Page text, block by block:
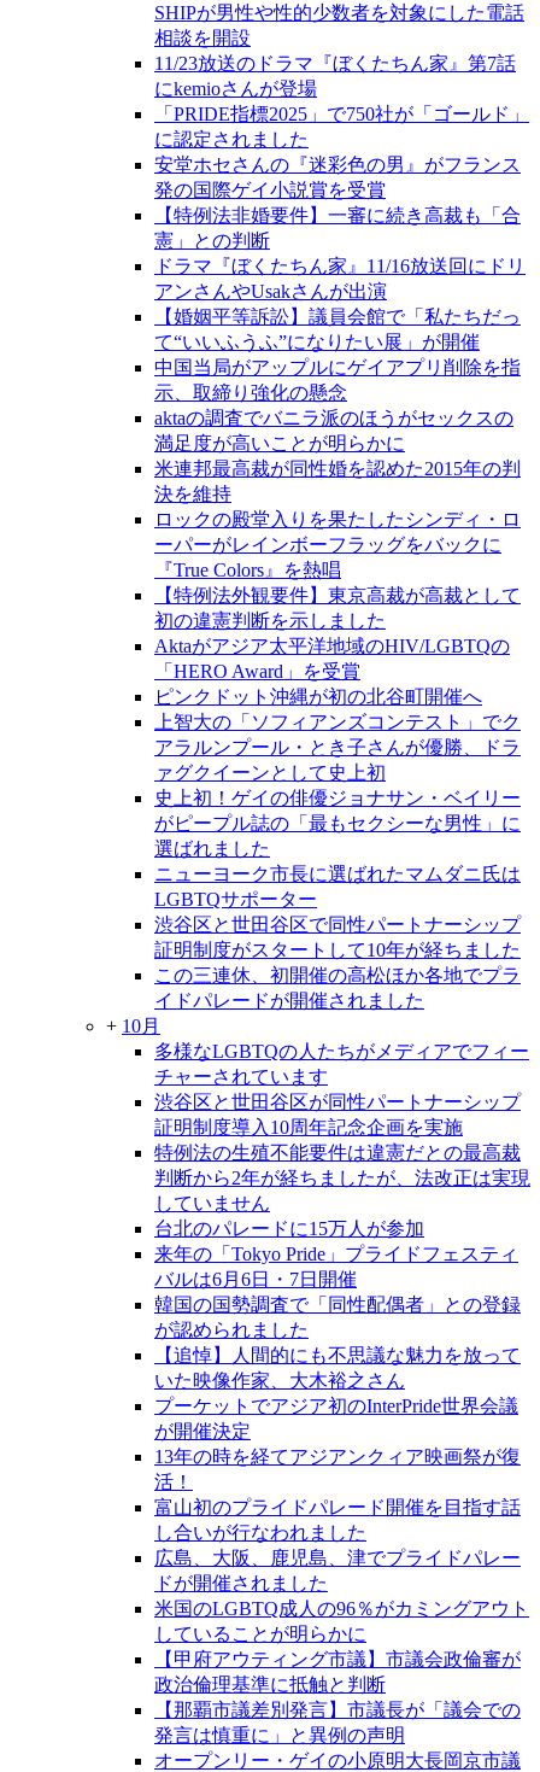
SHIPが男性や性的少数者を対象にした電話
相談を開設
11/23放送のドラマ『ぼくたちん家』第7話
にkemioさんが登場
「PRIDE指標2025」で750社が「ゴールド」
に認定されました
安堂ホセさんの『迷彩色の男』がフランス
発の国際ゲイ小説賞を受賞
【特例法非婚要件】一審に続き高裁も「合
憲」との判断
ドラマ『ぼくたちん家』11/16放送回にドリ
アンさんやUsakさんが出演
【婚姻平等訴訟】議員会館で「私たちだっ
て“いいふうふ”になりたい展」が開催
中国当局がアップルにゲイアプリ削除を指
示、取締り強化の懸念
aktaの調査でバニラ派のほうがセックスの
満足度が高いことが明らかに
米連邦最高裁が同性婚を認めた2015年の判
決を維持
ロックの殿堂入りを果たしたシンディ・ロ
ーパーがレインボーフラッグをバックに
『True Colors』を熱唱
【特例法外観要件】東京高裁が高裁として
初の違憲判断を示しました
Aktaがアジア太平洋地域のHIV/LGBTQの
「HERO Award」を受賞
ピンクドット沖縄が初の北谷町開催へ
上智大の「ソフィアンズコンテスト」でク
アラルンプール・とき子さんが優勝、ドラ
ァグクイーンとして史上初
史上初！ゲイの俳優ジョナサン・ベイリー
がピープル誌の「最もセクシーな男性」に
選ばれました
ニューヨーク市長に選ばれたマムダニ氏は
LGBTQサポーター
渋谷区と世田谷区で同性パートナーシップ
証明制度がスタートして10年が経ちました
この三連休、初開催の高松ほか各地でプラ
イドパレードが開催されました
+ 10月
多様なLGBTQの人たちがメディアでフィー
チャーされています
渋谷区と世田谷区が同性パートナーシップ
証明制度導入10周年記念企画を実施
特例法の生殖不能要件は違憲だとの最高裁
判断から2年が経ちましたが、法改正は実現
していません
台北のパレードに15万人が参加
来年の「Tokyo Pride」プライドフェスティ
バルは6月6日・7日開催
韓国の国勢調査で「同性配偶者」との登録
が認められました
【追悼】人間的にも不思議な魅力を放って
いた映像作家、大木裕之さん
プーケットでアジア初のInterPride世界会議
が開催決定
13年の時を経てアジアンクィア映画祭が復
活！
富山初のプライドパレード開催を目指す話
し合いが行なわれました
広島、大阪、鹿児島、津でプライドパレー
ドが開催されました
米国のLGBTQ成人の96％がカミングアウト
していることが明らかに
【甲府アウティング市議】市議会政倫審が
政治倫理基準に抵触と判断
【那覇市議差別発言】市議長が「議会での
発言は慎重に」と異例の声明
オープンリー・ゲイの小原明大長岡京市議